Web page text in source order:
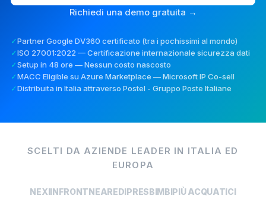
Richiedi una demo gratuita →
✓Partner Google DV360 certificato (tra i pochissimi al mondo)
✓ISO 27001:2022 — Certificazione internazionale sicurezza dati
✓Setup in 48 ore — Nessun costo nascosto
✓MACC Eligible su Azure Marketplace — Microsoft IP Co-sell
✓Distribuita in Italia attraverso Postel - Gruppo Poste Italiane
SCELTI DA AZIENDE LEADER IN ITALIA ED
EUROPA
NEXIINFRONTNEAREDIPRESBIMBIPIÙ ACQUATICI